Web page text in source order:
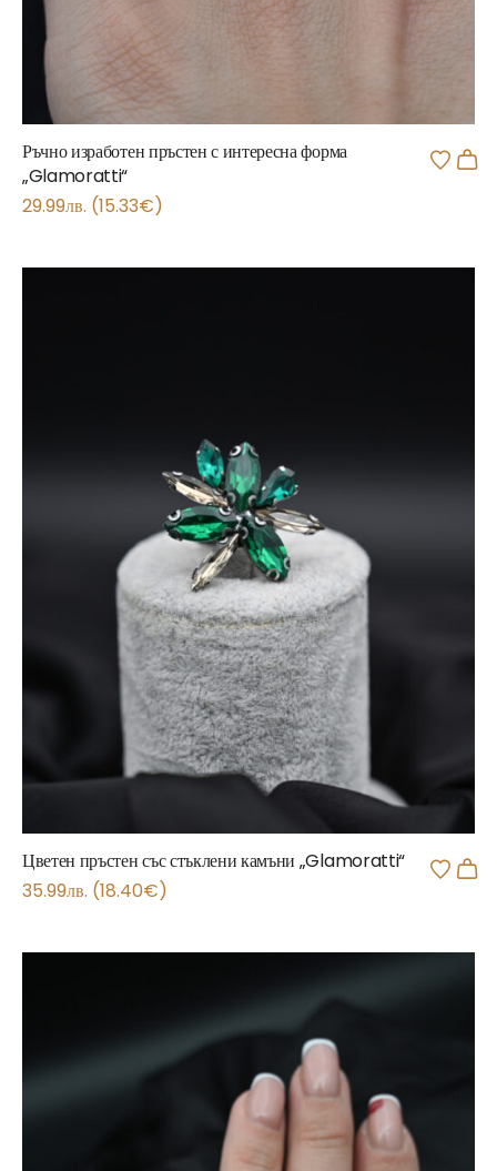
Ръчно изработен пръстен с интересна форма
„Glamoratti“
29.99лв. (15.33€)
Цветен пръстен със стъклени камъни „Glamoratti“
35.99лв. (18.40€)